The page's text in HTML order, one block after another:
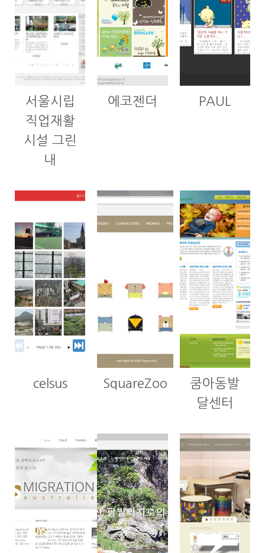
서울시립
직업재활
시설 그린
내
에코젠더 PAUL
celsus SquareZoo
쿰아동발
달센터